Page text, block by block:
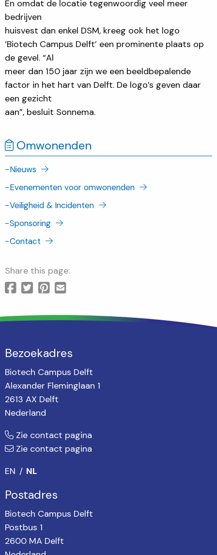
En omdat de locatie tegenwoordig veel meer
bedrijven
huisvest dan enkel DSM, kreeg ook het logo
‘Biotech Campus Delft’ een prominente plaats op
de gevel. “Al
meer dan 150 jaar zijn we een beeldbepalende
factor in het hart van Delft. De logo’s geven daar
een gezicht
aan”, besluit Sonnema.
Omwonenden
-Nieuws
-Evenementen voor omwonenden
-Veiligheid & Incidenten
-Sponsoring
-Contact
Share this page:
Bezoekadres
Biotech Campus Delft
Alexander Fleminglaan 1
2613 AX Delft
Nederland
Zie contact pagina
Zie contact pagina
EN
NL
Postadres
Biotech Campus Delft
Postbus 1
2600 MA Delft